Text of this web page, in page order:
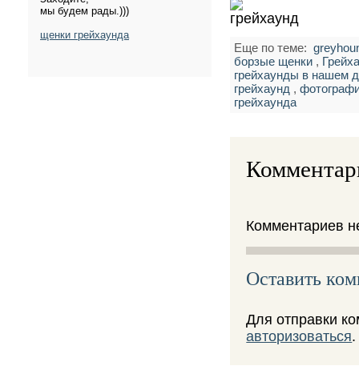
мы будем рады.)))
щенки грейхаунда
Еще по теме:
борзые щенки ,
грейхаунды в нашем
грейхаунд ,
грейхаунда
Комментариев
Оставить
Для отправки
авторизоваться.